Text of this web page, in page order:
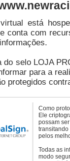
está
conta com
do selo LOJA
para a
protegidos
Como
Ele
possam
transitando
pelos
Todas as
modo